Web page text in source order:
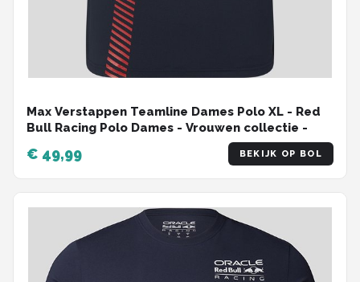
Max Verstappen Teamline Dames Polo XL - Red
Bull Racing Polo Dames - Vrouwen collectie -
€ 49,99 BEKIJK OP BOL